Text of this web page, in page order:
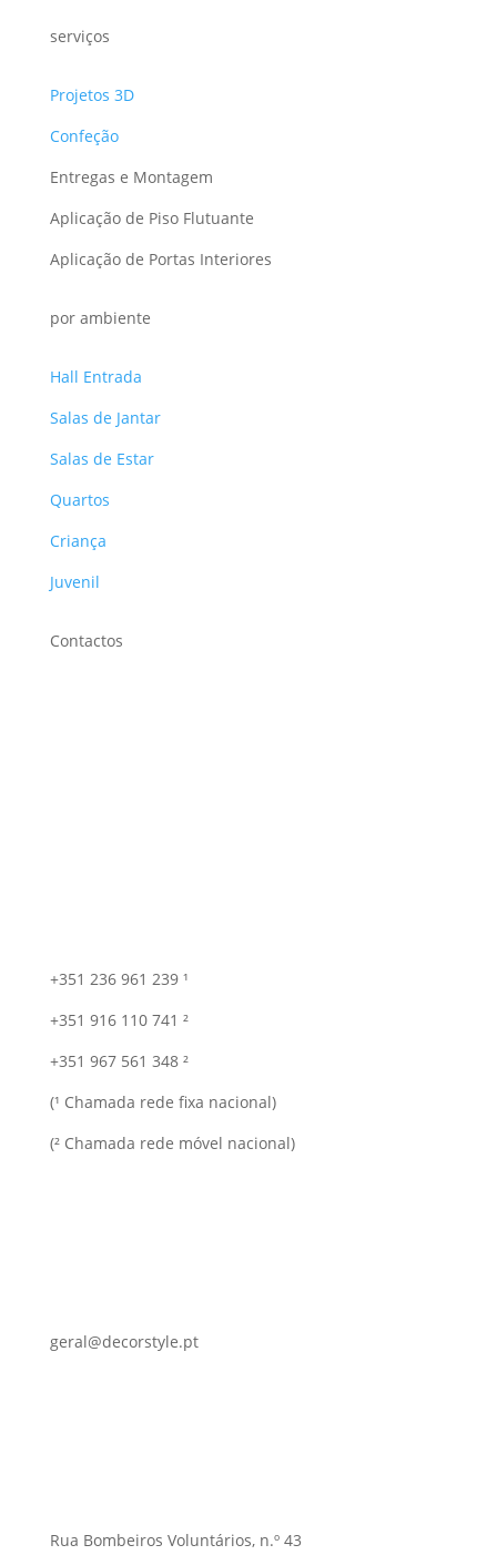
serviços
Projetos 3D
Confeção
Entregas e Montagem
Aplicação de Piso Flutuante
Aplicação de Portas Interiores
por ambiente
Hall Entrada
Salas de Jantar
Salas de Estar
Quartos
Criança
Juvenil
Contactos
+351 236 961 239 ¹
+351 916 110 741 ²
+351 967 561 348 ²
(¹ Chamada rede fixa nacional)
(² Chamada rede móvel nacional)
geral@decorstyle.pt
Rua Bombeiros Voluntários, n.º 43